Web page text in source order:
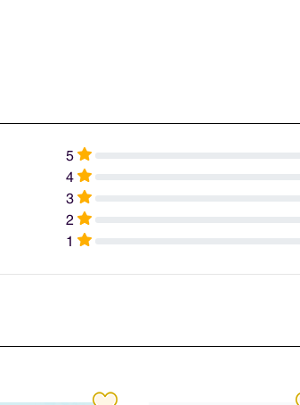
5
4
3
2
1